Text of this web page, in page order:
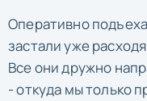
Оперативно
застали уже
Все они дружно
- откуда мы только